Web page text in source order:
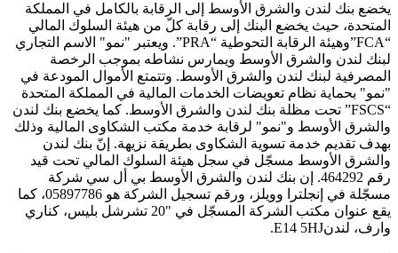
يخضع بنك لندن والشرق الأوسط إلى الرقابة بالكامل في المملكة
المتحدة، حيث يخضع البنك إلى رقابة كلّ من هيئة السلوك المالي
“FCA”وهيئة الرقابة التحوطية “PRA”. ويعتبر "نمو" الاسم التجاري
لبنك لندن والشرق الأوسط ويمارس نشاطه بموجب الرخصة
المصرفية لبنك لندن والشرق الأوسط. وتتمتع الأموال المودعة في
"نمو" بحماية نظام تعويضات الخدمات المالية في المملكة المتحدة
“FSCS” تحت مظلة بنك لندن والشرق الأوسط. كما يخضع بنك لندن
والشرق الأوسط و"نمو" لرقابة خدمة مكتب الشكاوى المالية وذلك
بهدف تقديم خدمة تسوية الشكاوى بطريقة نزيهة. إنّ بنك لندن
والشرق الأوسط مسجّل في سجل هيئة السلوك المالي تحت قيد
رقم 464292. إن بنك لندن والشرق الأوسط بي أل سي شركة
مسجّلة في إنجلترا وويلز، ورقم تسجيل الشركة هو 05897786، كما
يقع عنوان مكتب الشركة المسجّل في "20 تشرشل بليس، كناري
وارف، لندنE14 5HJ.